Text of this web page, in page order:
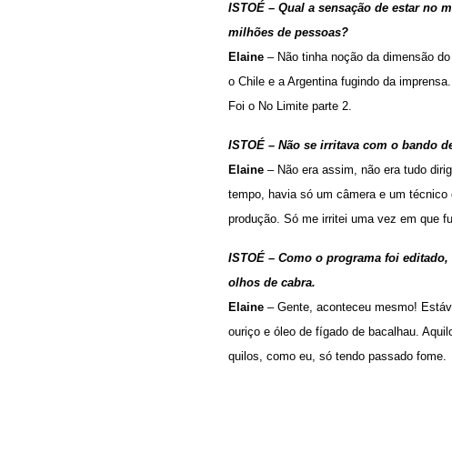
ISTOÉ – Qual a sensação de estar no
milhões de pessoas?
Elaine– Não tinha noção da dimensão
o Chile e a Argentina fugindo da
Foi o No Limite parte 2.
ISTOÉ – Não se irritava com o bando
Elaine – Não era assim, não era tudo
tempo, havia só um câmera e um
produção. Só me irritei uma vez em que
ISTOÉ – Como o programa foi
olhos de cabra.
Elaine – Gente, aconteceu mesmo!
ouriço e óleo de fígado de bacalhau.
quilos, como eu, só tendo passado fome.